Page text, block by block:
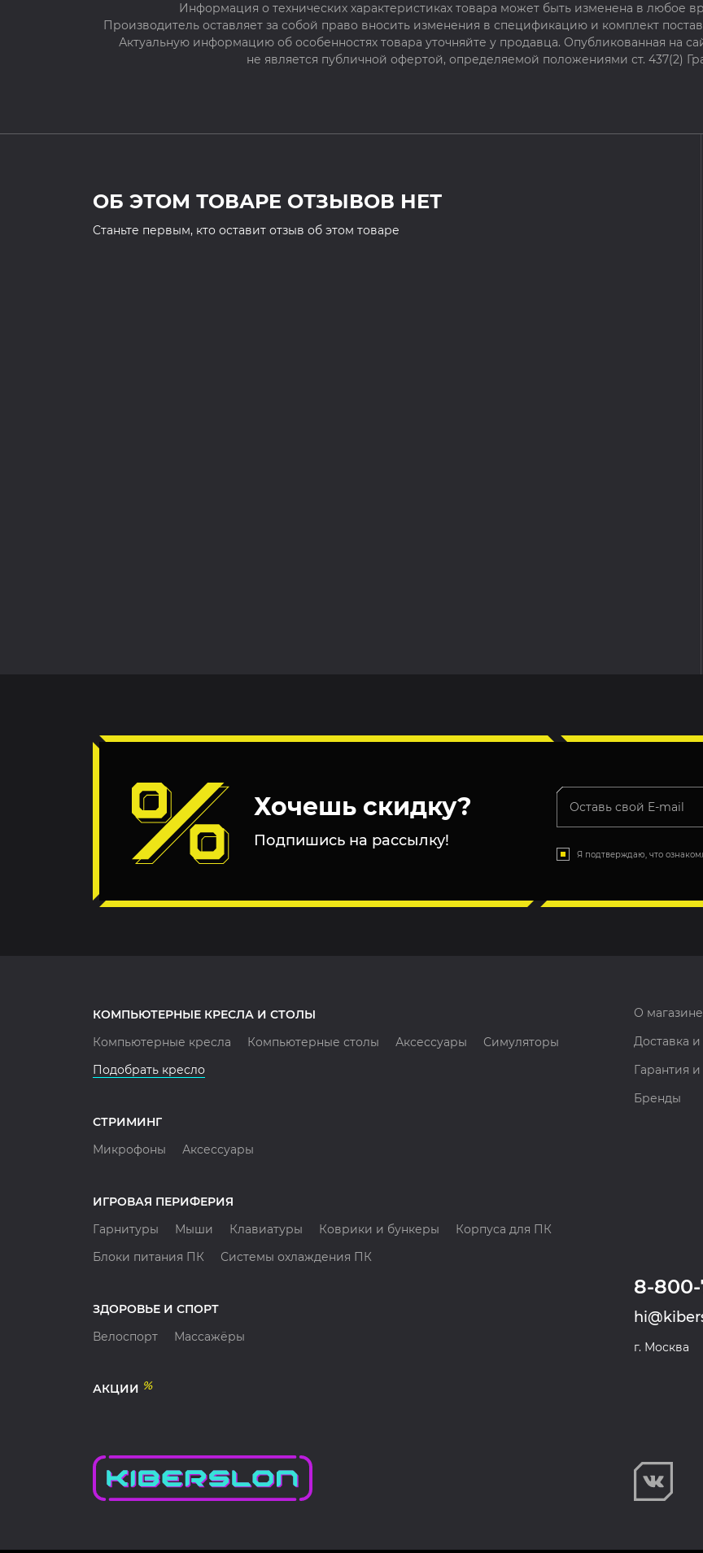
Информация о технических характеристиках товара может быть изменена в любое
Производитель оставляет за собой право вносить изменения в спецификацию и комплект
Актуальную информацию об особенностях товара уточняйте у продавца. Опубликованная на
не является публичной офертой, определяемой положениями ст. 437(2)
ОБ ЭТОМ ТОВАРЕ ОТЗЫВОВ НЕТ
Cтаньте первым, кто оставит отзыв об этом товаре
Хочешь скидку?
Подпишись на рассылку!
Я подтверждаю, что
КОМПЬЮТЕРНЫЕ КРЕСЛА И СТОЛЫ
Компьютерные кресла
Компьютерные столы Аксессуары
Симуляторы
Подобрать кресло
СТРИМИНГ
Микрофоны
Аксессуары
ИГРОВАЯ ПЕРИФЕРИЯ
Гарнитуры
Мыши Клавиатуры Коврики и бункеры
Корпуса для ПК
Блоки питания ПК
Системы охлаждения ПК
ЗДОРОВЬЕ И СПОРТ
Велоспорт
Массажёры
АКЦИИ %
О магазине
Доставка и
Гарантия
Бренды
8-
г. Москва